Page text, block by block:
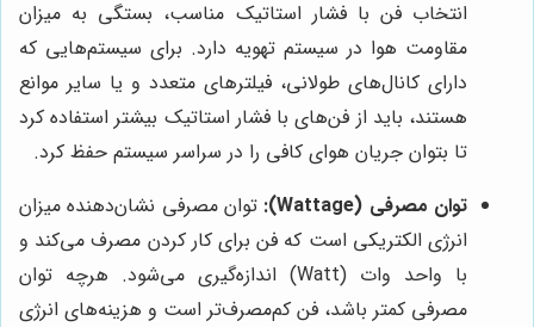
انتخاب فن با فشار استاتیک مناسب، بستگی به میزان
مقاومت هوا در سیستم تهویه دارد. برای سیستم‌هایی که
دارای کانال‌های طولانی، فیلترهای متعدد و یا سایر موانع
هستند، باید از فن‌های با فشار استاتیک بیشتر استفاده کرد
تا بتوان جریان هوای کافی را در سراسر سیستم حفظ کرد.
توان مصرفی (Wattage):
توان مصرفی نشان‌دهنده میزان
انرژی الکتریکی است که فن برای کار کردن مصرف می‌کند و
با واحد وات (Watt) اندازه‌گیری می‌شود. هرچه توان
مصرفی کمتر باشد، فن کم‌مصرف‌تر است و هزینه‌های انرژی